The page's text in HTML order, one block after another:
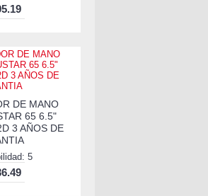
DE MANO
65 6.5"
3 AÑOS DE
5